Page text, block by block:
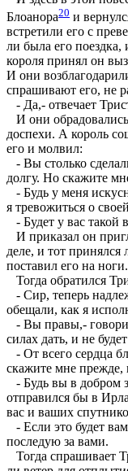
Блоанора20 и
встретили его с
ли была его поездка,
короля принял он
И они
спрашивают его, не
- Да,- отвечает
И они
доспехи. А король
его и молвил:
- Вы столько
долгу. Но скажите
- Будь у меня
я тревожиться о
- Будет у вас такой
И приказал он
деле, и тот принялся
поставил его на ноги.
Тогда обратился
- Сир, теперь
обещали, как я
- Вы правы,-
силах дать, и не
- От всего сердца
скажите мне прежде,
- Будь вы в добром
отправился бы в
вас и ваших
- Если это будет
последую за вами.
Тогда спрашивает